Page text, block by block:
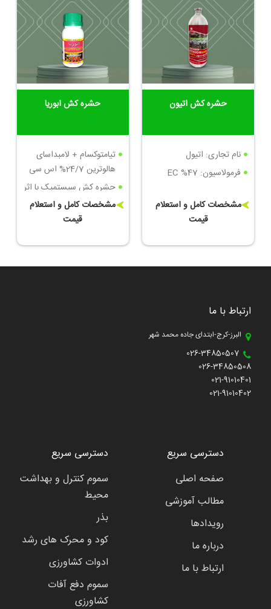
حشره کش ابوریا
تیامتوکسام + لامبداسای
هالوترین 24/7% اس سی
حشره کش سیستمیک با اثر
تماسی و گوارشی سریع
مشخصات کامل و استعلام
قیمت
حشره کش اتیون
نام تجاری: اتیول
فرمولاسیون: EC %47
مشخصات کامل و استعلام
قیمت
ارتباط با ما
البرز-کرج-ابتدای جاده محمد شهر
026-34850507
026-34850508
021-91010401
021-91010402
دسترسی سریع
صفحه اصلی
مطالب آموزشی
رویدادها
درباره ما
ارتباط با ما
دسترسی سریع
سموم کنترل و بهداشت
محیط
بذر
کود و محرک های رشد
ادوات کشاورزی
سموم دفع آفات
کشاورزی